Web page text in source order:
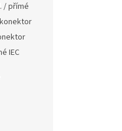
/ přímé
konektor
IEC